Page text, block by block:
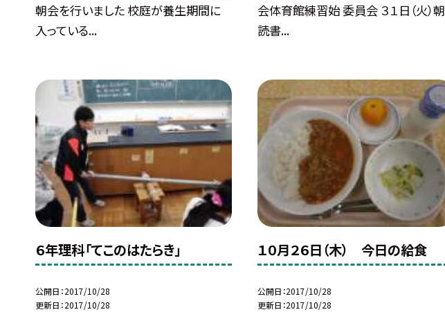
朝会を行いました 校庭が養生期間に
入っている...
会体育館練習始 委員会 ３１日（火）朝
読書...
６年理科「てこのはたらき」
公開日 2017/10/28
更新日 2017/10/28
１０月２６日（木） 今日の給食
公開日 2017/10/28
更新日 2017/10/28